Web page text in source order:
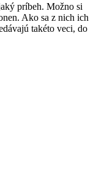
príbeh. Možno si
Ako sa z nich ich
takéto veci, do